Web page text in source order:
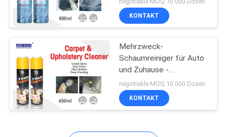
Hauptaerosol
Haltbarkeit 3 Jahre
Farblos
KONTAKT
Mehrzweck-
Schaumreiniger für Auto
und Zuhause -
Fleckenentferner und
Oberflächenschutz
negotiable MOQ:10.000 Dosen
KONTAKT